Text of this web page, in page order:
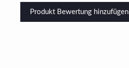
Produkt Bewertung hinzufügen